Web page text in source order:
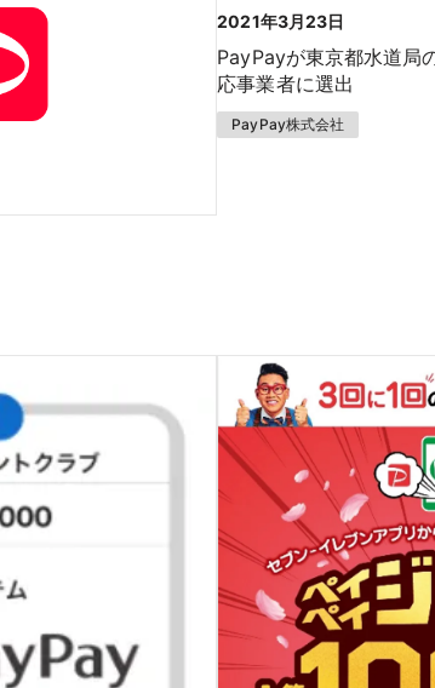
2021年3月23日
PayPayが東京都水道局
応事業者に選出
PayPay株式会社